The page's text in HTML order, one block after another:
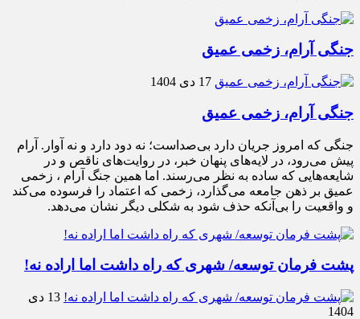
جنگی آرام، زخمی عمیق
17 دی 1404
جنگی آرام، زخمی عمیق
جنگی که امروز جریان دارد بی‌صداست؛ نه دود دارد و نه آوار. آرام
پیش می‌رود، در لایه‌های پنهان خبر، در روایت‌های ناقص و در
شایعه‌هایی که ساده به نظر می‌رسند. اما همین جنگ آرام ، زخمی
عمیق بر ذهن جامعه می‌گذارد، زخمی که اعتماد را فرسوده می‌کند
و واقعیت را بی‌آنکه حذف شود به شکلی دیگر نشان می‌دهد.
پشت فرمان توسعه/ شهری که راه داشت اما اراده نه!
13 دی
1404